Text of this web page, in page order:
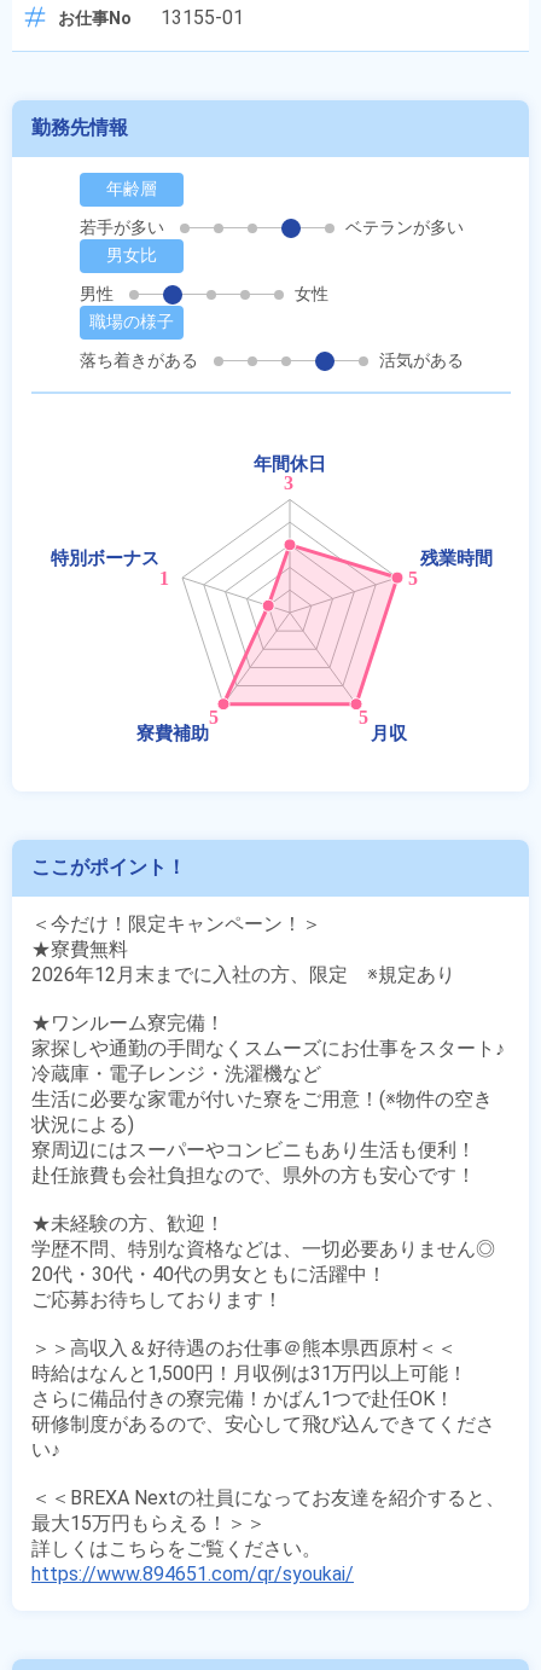
お仕事No 13155-01
勤務先情報
年齢層
若手が多い
ベテランが多い
男女比
男性
女性
職場の様子
落ち着きがある
活気がある
ここがポイント！
＜今だけ！限定キャンペーン！＞
★寮費無料
2026年12月末までに入社の方、限定　※規定あり
★ワンルーム寮完備！
家探しや通勤の手間なくスムーズにお仕事をスタート♪
冷蔵庫・電子レンジ・洗濯機など
生活に必要な家電が付いた寮をご用意！(※物件の空き
状況による)
寮周辺にはスーパーやコンビニもあり生活も便利！
赴任旅費も会社負担なので、県外の方も安心です！
★未経験の方、歓迎！
学歴不問、特別な資格などは、一切必要ありません◎
20代・30代・40代の男女ともに活躍中！
ご応募お待ちしております！
＞＞高収入＆好待遇のお仕事＠熊本県西原村＜＜
時給はなんと1,500円！月収例は31万円以上可能！
さらに備品付きの寮完備！かばん1つで赴任OK！
研修制度があるので、安心して飛び込んできてくださ
い♪
＜＜BREXA Nextの社員になってお友達を紹介すると、
最大15万円もらえる！＞＞
https://www.894651.com/qr/syoukai/